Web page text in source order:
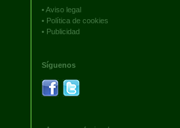
•Aviso legal
• Política de cookies
• Publicidad
Síguenos